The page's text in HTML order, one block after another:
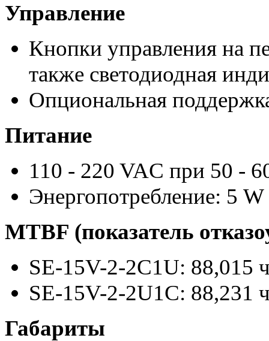
Управление
Кнопки управления на
также светодиодная
Опциональная
Питание
110 - 220 VAC при 50 -
Энергопотребление: 5 W
MTBF (показатель
SE-15V-2-2C1U: 88,015
SE-15V-2-2U1C: 88,231
Габариты